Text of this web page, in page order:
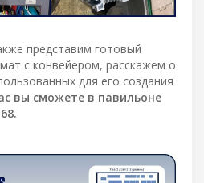
представим готовый
с конвейером, расскажем о
для его создания
вы сможете в павильоне